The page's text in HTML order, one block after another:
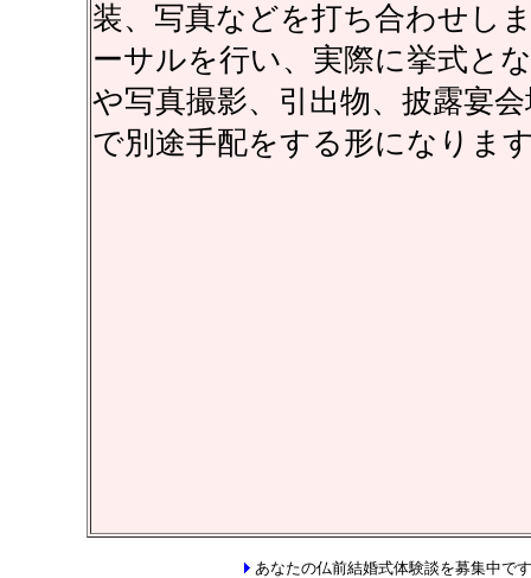
装、写真などを打ち合わせし
ーサルを行い、実際に挙式と
や写真撮影、引出物、披露宴
で別途手配をする形になりま
あなたの仏前結婚式体験談を募集中で